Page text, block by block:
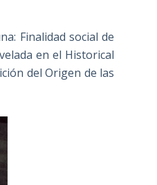
Finalidad social de
en el Historical
del Origen de las